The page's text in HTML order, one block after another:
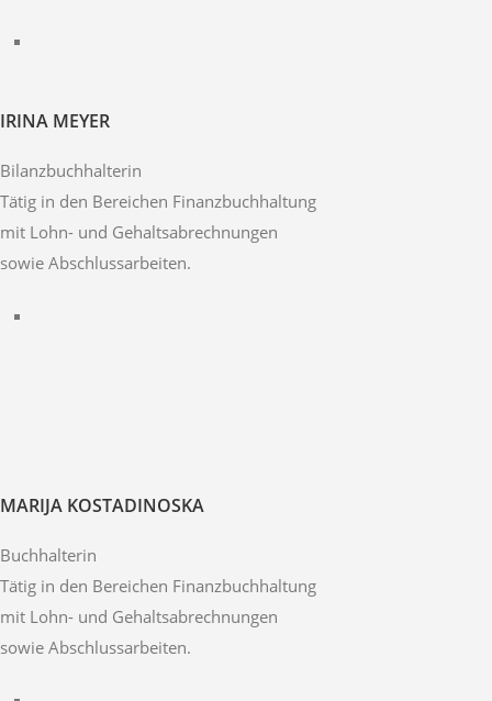
IRINA MEYER
Bilanzbuchhalterin
Tätig in den Bereichen Finanzbuchhaltung
mit Lohn- und Gehaltsabrechnungen
sowie Abschlussarbeiten.
MARIJA KOSTADINOSKA
Buchhalterin
Tätig in den Bereichen Finanzbuchhaltung
mit Lohn- und Gehaltsabrechnungen
sowie Abschlussarbeiten.